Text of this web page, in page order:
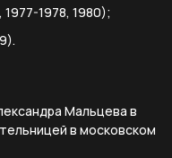
1978, 1980);
Мальцева в
в московском